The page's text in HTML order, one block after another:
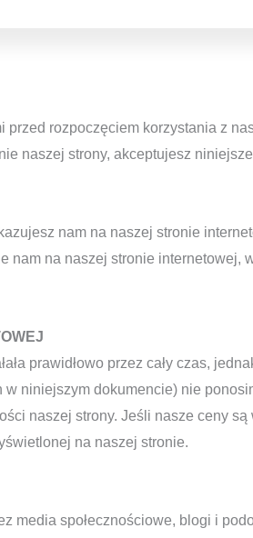
przed rozpoczęciem korzystania z
naszej strony, akceptujesz
nam na naszej stronie
nam na naszej stronie
prawidłowo przez cały czas,
niniejszym dokumencie) nie
naszej strony. Jeśli nasze ceny
na naszej stronie.
media społecznościowe, blogi i